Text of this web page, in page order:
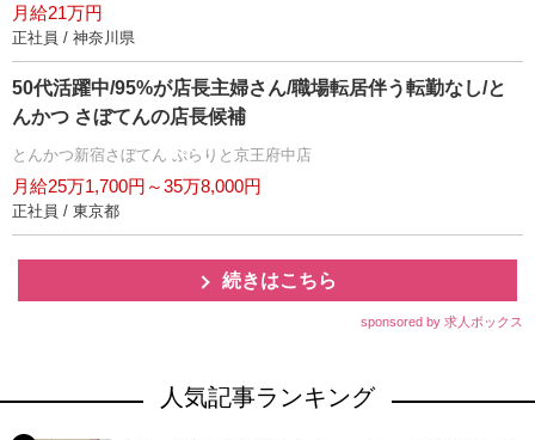
月給21万円
正社員 / 神奈川県
50代活躍中/95%が店長主婦さん/職場転居伴う転勤なし/と
んかつ さぼてんの店長候補
とんかつ新宿さぼてん ぷらりと京王府中店
月給25万1,700円～35万8,000円
正社員 / 東京都
続きはこちら
sponsored by 求人ボックス
人気記事ランキング